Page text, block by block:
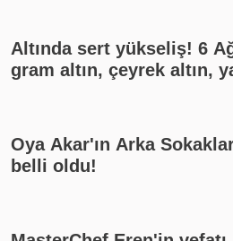
Altında sert yükseliş! 6 Ağustos Perşembe
gram altın, çeyrek altın,
Oya Akar'ın Arka
belli oldu!